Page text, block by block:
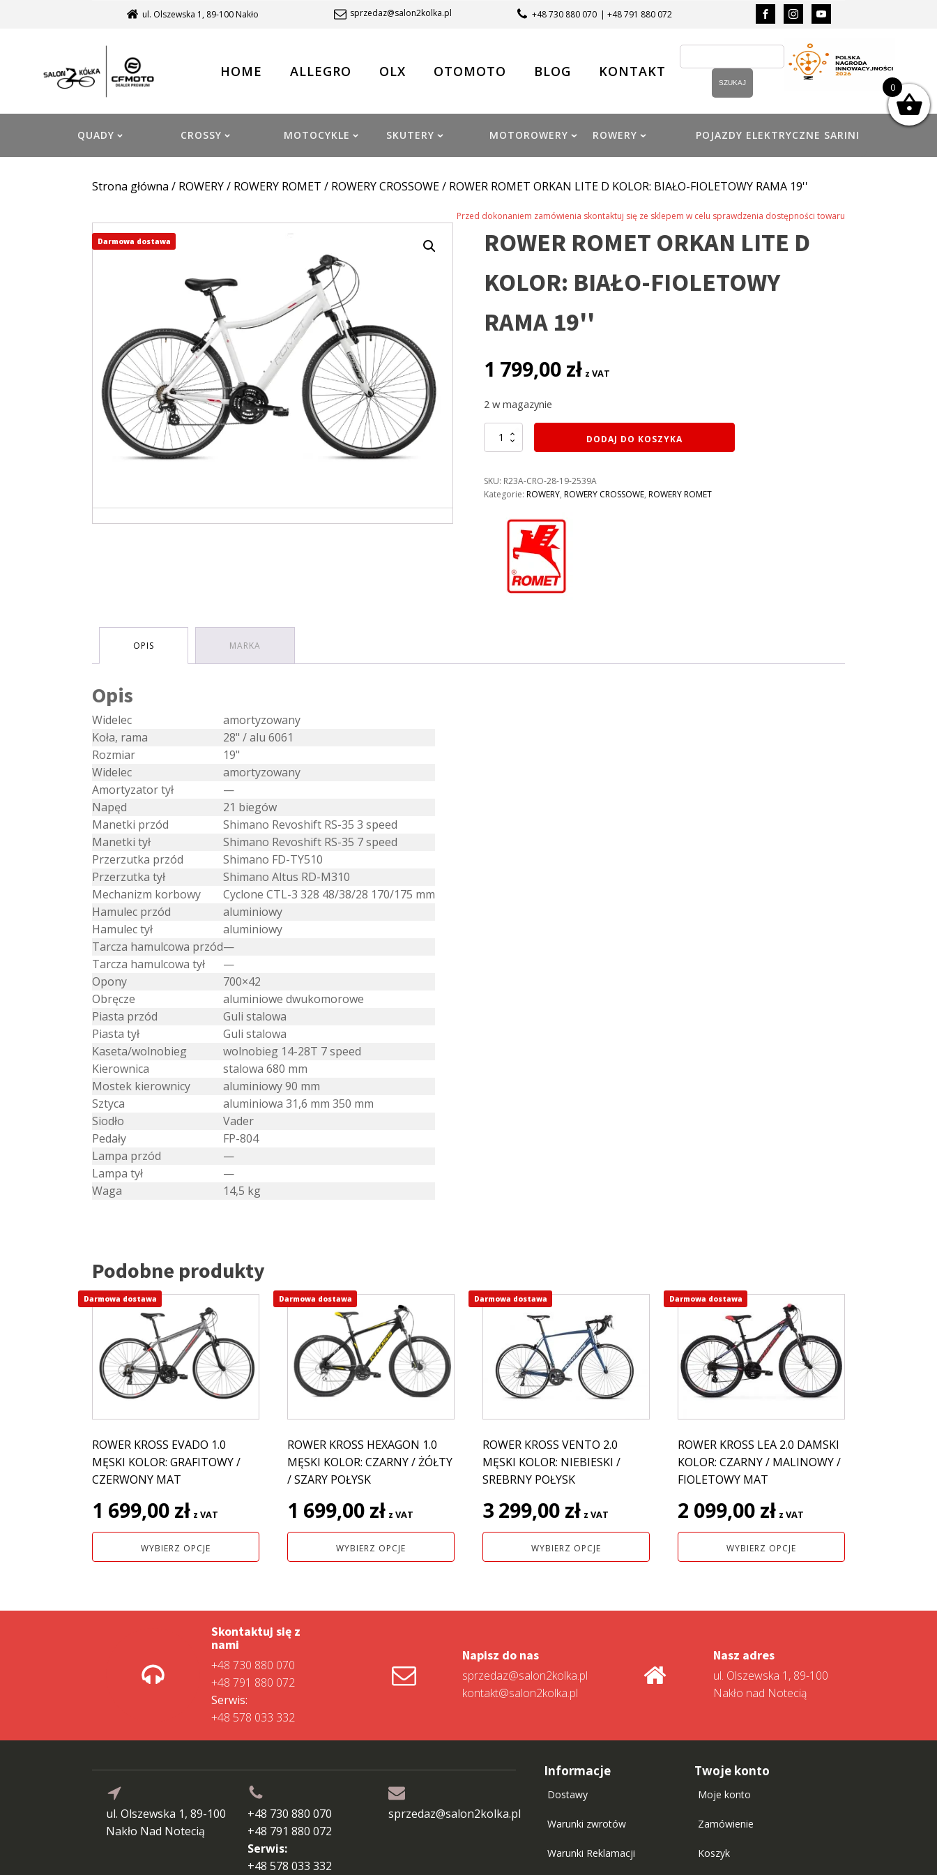
ul. Olszewska 1, 89-100 Nakło sprzedaz@salon2kolka.pl +48 730 880 070 | +48 791 880 072
HOME ALLEGRO OLX OTOMOTO BLOG KONTAKT
QUADY CROSSY MOTOCYKLE SKUTERY MOTOROWERY ROWERY POJAZDY ELEKTRYCZNE SARINI
Strona główna / ROWERY/ ROWERY ROMET / ROWERY CROSSOWE/ ROWER ROMET ORKAN LITE D KOLOR: BIAŁO-FIOLETOWY RAMA 19''
Przed dokonaniem zamówienia skontaktuj się ze sklepem w celu sprawdzenia dostępności towaru
ROWER ROMET ORKAN LITE D
KOLOR: BIAŁO-FIOLETOWY
RAMA 19''
1 799,00 zł z VAT
2 w magazynie
ilość
ROWER
LITE
D
FIOLETOWY
DODAJ DO KOSZYKA
SKU: R23A-CRO-28-19-2539A
Kategorie: ROWERY, ROWERY CROSSOWE, ROWERY ROMET
Darmowa dostawa
OPIS MARKA
Opis
Widelec
amortyzowany
Koła, rama
28" / alu 6061
Rozmiar
19"
Widelec
amortyzowany
Amortyzator tył
—
Napęd
21 biegów
Manetki przód
Shimano Revoshift RS-35 3 speed
Manetki tył
Shimano Revoshift RS-35 7 speed
Przerzutka przód
Shimano FD-TY510
Przerzutka tył
Shimano Altus RD-M310
Mechanizm korbowy
Cyclone CTL-3 328 48/38/28 170/175 mm
Hamulec przód
aluminiowy
Hamulec tył
aluminiowy
Tarcza hamulcowa przód—
Tarcza hamulcowa tył
—
Opony
700×42
Obręcze
aluminiowe dwukomorowe
Piasta przód
Guli stalowa
Piasta tył
Guli stalowa
Kaseta/wolnobieg
wolnobieg 14-28T 7 speed
Kierownica
stalowa 680 mm
Mostek kierownicy
aluminiowy 90 mm
Sztyca
aluminiowa 31,6 mm 350 mm
Siodło
Vader
Pedały
FP-804
Lampa przód
—
Lampa tył
—
Waga
14,5 kg
Podobne produkty
ROWER KROSS EVADO 1.0
MĘSKI KOLOR: GRAFITOWY /
CZERWONY MAT
1 699,00 zł z VAT
WYBIERZ OPCJE
Ten
wiele
wariantów.
Opcje
wybrać
na
stronie
produktu
Darmowa dostawa
ROWER KROSS HEXAGON 1.0
MĘSKI KOLOR: CZARNY / ŻÓŁTY
/ SZARY POŁYSK
1 699,00 zł z VAT
WYBIERZ OPCJE
Ten
wiele
wariantów.
Opcje
wybrać
na
stronie
produktu
Darmowa dostawa
ROWER KROSS VENTO 2.0
MĘSKI KOLOR: NIEBIESKI /
SREBRNY POŁYSK
3 299,00 zł z VAT
WYBIERZ OPCJE
Ten
wiele
wariantów.
Opcje
wybrać
na
stronie
produktu
Darmowa dostawa
ROWER KROSS LEA 2.0 DAMSKI
KOLOR: CZARNY / MALINOWY /
FIOLETOWY MAT
2 099,00 zł z VAT
WYBIERZ OPCJE
Ten
wiele
wariantów.
Opcje
wybrać
na
stronie
produktu
Darmowa dostawa
Skontaktuj się z
nami
+48 730 880 070
+48 791 880 072
Serwis:
+48 578 033 332
Napisz do nas
sprzedaz@salon2kolka.pl
kontakt@salon2kolka.pl
Nasz adres
ul. Olszewska 1, 89-100
Nakło nad Notecią
ul. Olszewska 1, 89-100
Nakło Nad Notecią
+48 730 880 070
+48 791 880 072
Serwis:
+48 578 033 332
sprzedaz@salon2kolka.pl
Informacje
Dostawy
Warunki zwrotów
Warunki Reklamacji
Twoje konto
Moje konto
Zamówienie
Koszyk
0